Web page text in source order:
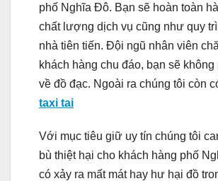
phố Nghĩa Đô. Bạn sẽ hoàn toàn
chất lượng dịch vụ cũng như quy
nhà tiên tiến. Đội ngũ nhân viên
khách hàng chu đáo, bạn sẽ
về đồ đạc. Ngoài ra chúng tôi còn
taxi tai
Với mục tiêu giữ uy tín chúng tôi
bù thiệt hại cho khách hàng phố
có xảy ra mất mát hay hư hại đồ